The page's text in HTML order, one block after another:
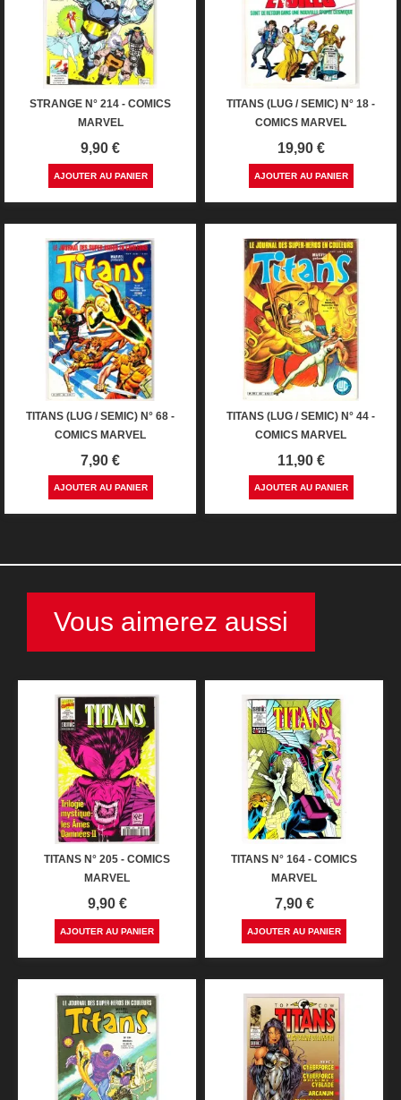
STRANGE N° 214 - COMICS
MARVEL
Prix
9,90 €
AJOUTER AU PANIER
TITANS (LUG / SEMIC) N° 18 -
COMICS MARVEL
Prix
19,90 €
AJOUTER AU PANIER
TITANS (LUG / SEMIC) N° 68 -
COMICS MARVEL
Prix
7,90 €
AJOUTER AU PANIER
TITANS (LUG / SEMIC) N° 44 -
COMICS MARVEL
Prix
11,90 €
AJOUTER AU PANIER
Vous aimerez aussi
TITANS N° 205 - COMICS
MARVEL
Prix
9,90 €
AJOUTER AU PANIER
TITANS N° 164 - COMICS
MARVEL
Prix
7,90 €
AJOUTER AU PANIER